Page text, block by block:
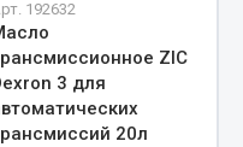
192632
ZIC
3 для
20л